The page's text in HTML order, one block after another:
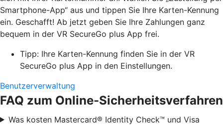
Smartphone-App“ aus und tippen Sie Ihre Karten-Kennung
ein. Geschafft! Ab jetzt geben Sie Ihre Zahlungen ganz
bequem in der VR SecureGo plus App frei.
Tipp: Ihre Karten-Kennung finden Sie in der VR
SecureGo plus App in den Einstellungen.
Benutzerverwaltung
FAQ zum Online-Sicherheitsverfahren
Was kosten Mastercard® Identity Check™ und Visa